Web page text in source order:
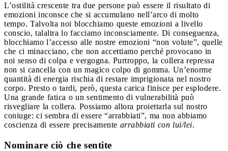
L’ostilità crescente tra due persone può essere il risultato di
emozioni inconsce che si accumulano nell’arco di molto
tempo. Talvolta noi blocchiamo queste emozioni a livello
conscio, talaltra lo facciamo inconsciamente. Di conseguenza,
blocchiamo l’accesso alle nostre emozioni “non volute”, quelle
che ci minacciano, che non accettiamo perché provocano in
noi senso di colpa e vergogna. Purtroppo, la collera repressa
non si cancella con un magico colpo di gomma. Un’enorme
quantità di energia rischia di restare imprigionata nel nostro
corpo. Presto o tardi, però, questa carica finisce per esplodere.
Una grande fatica o un sentimento di vulnerabilità può
risvegliare la collera. Possiamo allora proiettarla sul nostro
coniuge: ci sembra di essere “arrabbiati”, ma non abbiamo
coscienza di essere precisamente arrabbiati con lui/lei.
Nominare ciò che sentite